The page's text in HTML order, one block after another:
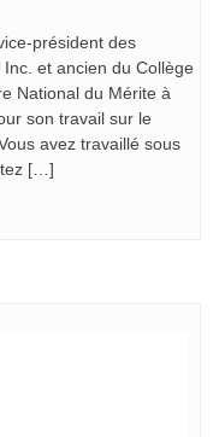
président des
et ancien du Collège
National du Mérite à
son travail sur le
avez travaillé sous
[…]